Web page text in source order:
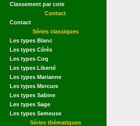
Classement par cote
Contact
Contact
Séries classiques
Les types Blanc
Les types Cérès
Les types Coq
Les types Liberté
Les types Marianne
Les types Mercure
Les types Sabine
Les types Sage
Les types Semeuse
Séries thématiques